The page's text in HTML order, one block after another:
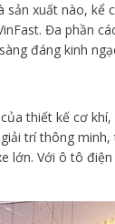
xuất nào, kể
Đa phần
đáng kinh
thiết kế cơ
trí thông
lớn. Với ô tô